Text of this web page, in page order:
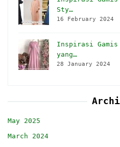
Sty…
16 February 2024
Inspirasi Gamis
yang…
28 January 2024
May 2025
March 2024